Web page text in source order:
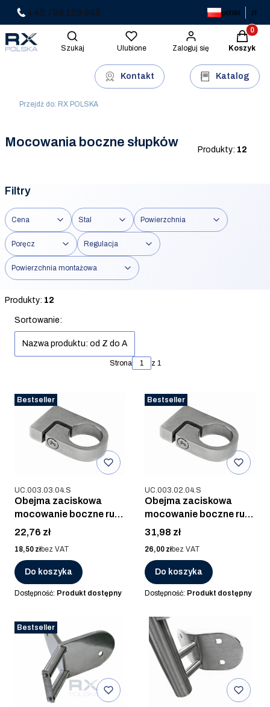
+48 789 169 949 polski zł
Otwórz wyszukiwarkę
Szukaj Ulubione Zaloguj się Koszyk
Kontakt Katalog
Przejdź do: RX POLSKA
Mocowania boczne słupków
Produkty: 12
Filtry
Cena Stal Powierzchnia
Poręcz Regulacja
Powierzchnia montażowa
Koniec filtrów
Produkty: 12
Lista produktów
Sortowanie:
Nazwa produktu: od Z do A
Strona z 1
Bestseller
Kod produktu
UC.003.03.04.S
Obejma zaciskowa
mocowanie boczne rury
42,4mm, AISI 304, SZLIF
Cena
22,76 zł
Cena
18,50 złbez VAT
Do koszyka
Dostępność: Produkt dostępny
Bestseller
Kod produktu
UC.003.02.04.S
Obejma zaciskowa
mocowanie boczne rury
33,7mm, AISI 304, SZLIF
Cena
31,98 zł
Cena
26,00 złbez VAT
Do koszyka
Dostępność: Produkt dostępny
Bestseller